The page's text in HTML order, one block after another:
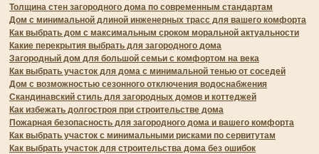
Толщина стен загородного дома по современным стандартам
Дом с минимальной длиной инженерных трасс для вашего комфорта
Как выбрать дом с максимальным сроком моральной актуальности
Какие перекрытия выбрать для загородного дома
Загородный дом для большой семьи с комфортом на века
Как выбрать участок для дома с минимальной тенью от соседей
Дом с возможностью сезонного отключения водоснабжения
Скандинавский стиль для загородных домов и коттеджей
Как избежать долгостроя при строительстве дома
Пожарная безопасность для загородного дома и вашего комфорта
Как выбрать участок с минимальными рисками по сервитутам
Как выбрать участок для строительства дома без ошибок